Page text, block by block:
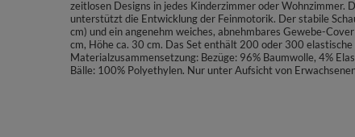
zeitlosen Designs in jedes Kinderzimmer oder Wohnzimmer.
unterstützt die Entwicklung der Feinmotorik. Der stabile
cm) und ein angenehm weiches, abnehmbares Gewebe-
cm, Höhe ca. 30 cm. Das Set enthält 200 oder 300
Materialzusammensetzung: Bezüge: 96% Baumwolle, 4%
Bälle: 100% Polyethylen. Nur unter Aufsicht von